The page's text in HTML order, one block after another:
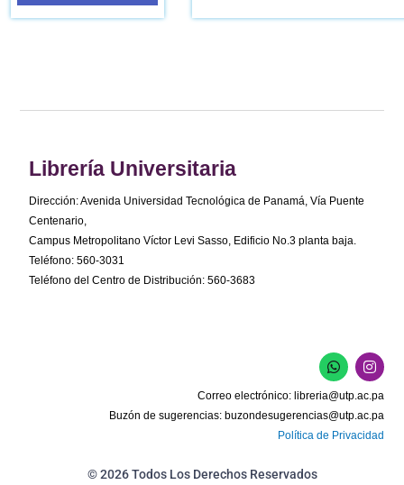
Librería Universitaria
Dirección: Avenida Universidad Tecnológica de Panamá, Vía Puente
Centenario,
Campus Metropolitano Víctor Levi Sasso, Edificio No.3 planta baja.
Teléfono: 560-3031
Teléfono del Centro de Distribución: 560-3683
W
h
a
t
s
a
p
I
n
s
t
a
g
r
Correo electrónico: libreria@utp.ac.pa
Buzón de sugerencias: buzondesugerencias@utp.ac.pa
Política de Privacidad
© 2026 Todos Los Derechos Reservados